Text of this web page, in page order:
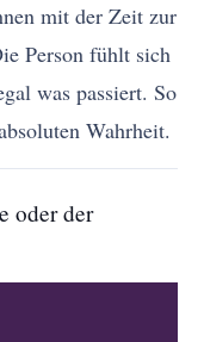
mit der Zeit zur
Person fühlt sich
was passiert. So
Wahrheit.
oder der